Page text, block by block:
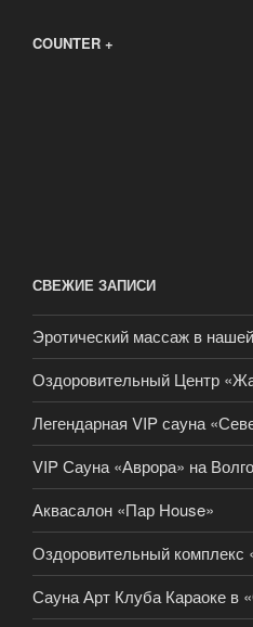
COUNTER +
СВЕЖИЕ ЗАПИСИ
Эротический массаж в
Оздоровительный Центр
Легендарная VIP сауна
VIP Сауна «Аврора» на
Аквасалон «Пар House»
Оздоровительный комплекс
Сауна Арт Клуба Караоке в